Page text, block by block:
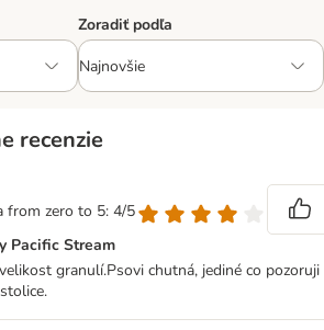
Zoradiť podľa
recenzie
from zero to 5: 4/5
Pacific Stream
granulí.Psovi chutná, jediné co pozoruji